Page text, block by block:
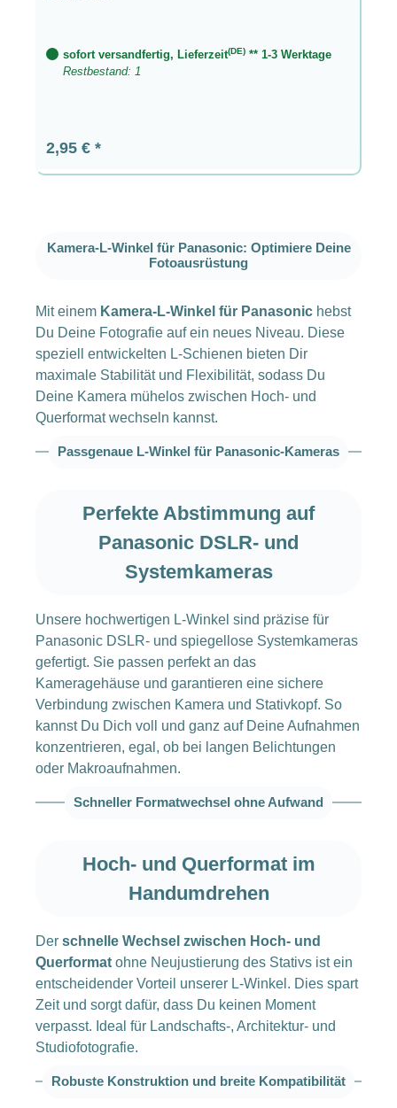
sofort versandfertig, Lieferzeit(DE) ** 1-3 Werktage
Restbestand: 1
Regulärer Preis:
2,95 €
Kamera-L-Winkel für Panasonic: Optimiere Deine
Fotoausrüstung
Mit einem Kamera-L-Winkel für Panasonic hebst
Du Deine Fotografie auf ein neues Niveau. Diese
speziell entwickelten L-Schienen bieten Dir
maximale Stabilität und Flexibilität, sodass Du
Deine Kamera mühelos zwischen Hoch- und
Querformat wechseln kannst.
Passgenaue L-Winkel für Panasonic-Kameras
Perfekte Abstimmung auf
Panasonic DSLR- und
Systemkameras
Unsere hochwertigen L-Winkel sind präzise für
Panasonic DSLR- und spiegellose Systemkameras
gefertigt. Sie passen perfekt an das
Kameragehäuse und garantieren eine sichere
Verbindung zwischen Kamera und Stativkopf. So
kannst Du Dich voll und ganz auf Deine Aufnahmen
konzentrieren, egal, ob bei langen Belichtungen
oder Makroaufnahmen.
Schneller Formatwechsel ohne Aufwand
Hoch- und Querformat im
Handumdrehen
Der schnelle Wechsel zwischen Hoch- und
Querformat ohne Neujustierung des Stativs ist ein
entscheidender Vorteil unserer L-Winkel. Dies spart
Zeit und sorgt dafür, dass Du keinen Moment
verpasst. Ideal für Landschafts-, Architektur- und
Studiofotografie.
Robuste Konstruktion und breite Kompatibilität